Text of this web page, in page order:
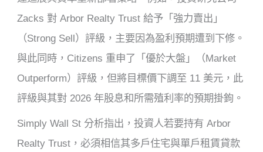
Zacks 對 Arbor Realty Trust 給予「強力賣出」
（Strong Sell）評級，主要因為盈利預期遭到下修。
與此同時，Citizens 重申了「優於大盤」（Market
Outperform）評級，但將目標價下調至 11 美元，此
評級與其對 2026 年股息和所需殖利率的預期掛鉤。
Simply Wall St 分析指出，投資人若要持有 Arbor
Realty Trust，必須相信其多戶住宅與單戶租賃貸款